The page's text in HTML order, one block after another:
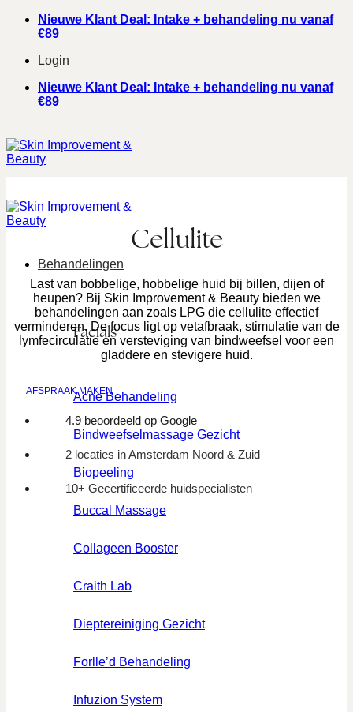
Nieuwe Klant Deal: Intake + behandeling nu vanaf
€89
Login
Nieuwe Klant Deal: Intake + behandeling nu vanaf
€89
Behandelingen
Facials
Acne Behandeling
Bindweefselmassage Gezicht
Biopeeling
Buccal Massage
Collageen Booster
Craith Lab
Dieptereiniging Gezicht
Forlle’d Behandeling
Infuzion System
Cellulite
Last van bobbelige, hobbelige huid bij billen, dijen of
heupen? Bij Skin Improvement & Beauty bieden we
behandelingen aan zoals LPG die cellulite effectief
verminderen. De focus ligt op vetafbraak, stimulatie van de
lymfecirculatie en versteviging van bindweefsel voor een
gladdere en stevigere huid.
AFSPRAAK MAKEN
4.9 beoordeeld op Google
2 locaties in Amsterdam Noord & Zuid
10+ Gecertificeerde huidspecialisten